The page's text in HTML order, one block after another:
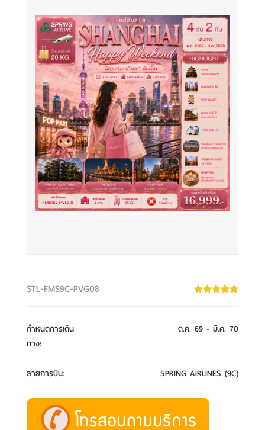
STL-FMS9C-PVG08
กำหนดการเดิน
ทาง:
ต.ค. 69 - มี.ค. 70
สายการบิน: SPRING AIRLINES (9C)